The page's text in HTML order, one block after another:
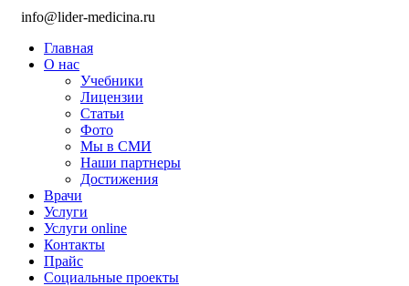
info@lider-medicina.ru
Главная
О нас
Учебники
Лицензии
Статьи
Фото
Мы в СМИ
Наши партнеры
Достижения
Врачи
Услуги
Услуги online
Контакты
Прайс
Социальные проекты